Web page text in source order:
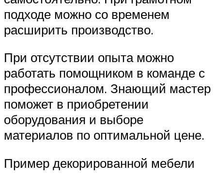
подходе можно со временем
расширить производство.
При отсутствии опыта можно
работать помощником в команде с
профессионалом. Знающий мастер
поможет в приобретении
оборудования и выборе
материалов по оптимальной цене.
Пример декорированной мебели